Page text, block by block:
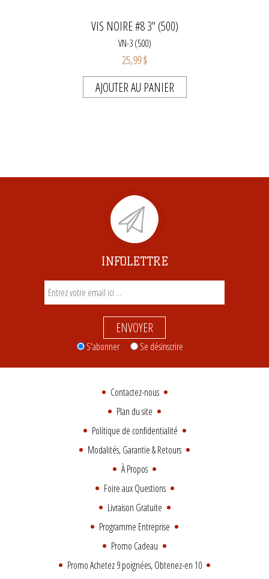
VIS NOIRE #8 3" (500)
VN-3 (500)
25,99 $
AJOUTER AU PANIER
INFOLETTRE
ENVOYER
S'abonner Se désinscrire
Contactez-nous
Plan du site
Politique de confidentialité
Modalités, Garantie & Retours
À Propos
Foire aux Questions
Livraison Gratuite
Programme Entreprise
Promo Cadeau
Promo Achetez 9 poignées, Obtenez-en 10